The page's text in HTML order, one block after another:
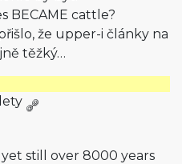
BECAME cattle?
že upper-i články na
těžký…
still over 8000 years